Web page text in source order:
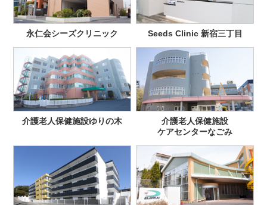
永仁会シーズクリニック Seeds Clinic 新宿三丁目
介護老人保健施設ゆりの木
介護老人保健施設
ケアセンターなごみ